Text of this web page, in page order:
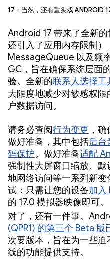
17：当然，还有重头戏 Android
Android 17 带来了全新
还引入了应用内存限制）
MessageQueue 以及频
GC，旨在确保系统层面
验。全新的联系人选择工
大限度地减少对敏感权
户数据访问。
请务必查阅行为变更 ，
做好准备，其中包括后台
码保护。做好准备适配
强制性大屏窗口缩放、
地网络访问等一系列新
试：只需让您的设备加入
的 17.0 模拟器映像即可。
对了，还有一件事。
(QPR1) 的第三个 Beta 版
次要版本，旨在为一些迫
线的功能提供支持。